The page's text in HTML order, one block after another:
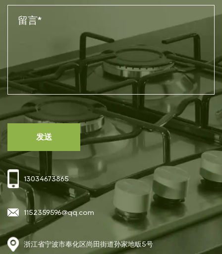
13034673865
1152359596@qq.com
浙江省宁波市奉化区尚田街道孙家地畈5号